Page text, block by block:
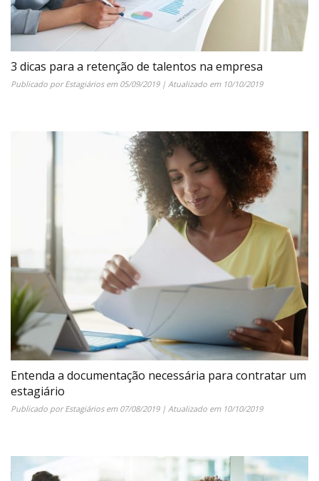
3 dicas para a retenção de talentos na empresa
Publicado porEstagiáriosem 05/09/2019| Atualizado em 10/10/2019
Entenda a documentação necessária para contratar um
estagiário
Publicado porEstagiáriosem 07/08/2019| Atualizado em 10/10/2019